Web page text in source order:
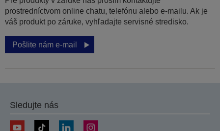
prostredníctvom online chatu, telefónu alebo e-mailu. Ak je
váš produkt po záruke, vyhľadajte servisné stredisko.
Pošlite nám e-mail
Sledujte nás